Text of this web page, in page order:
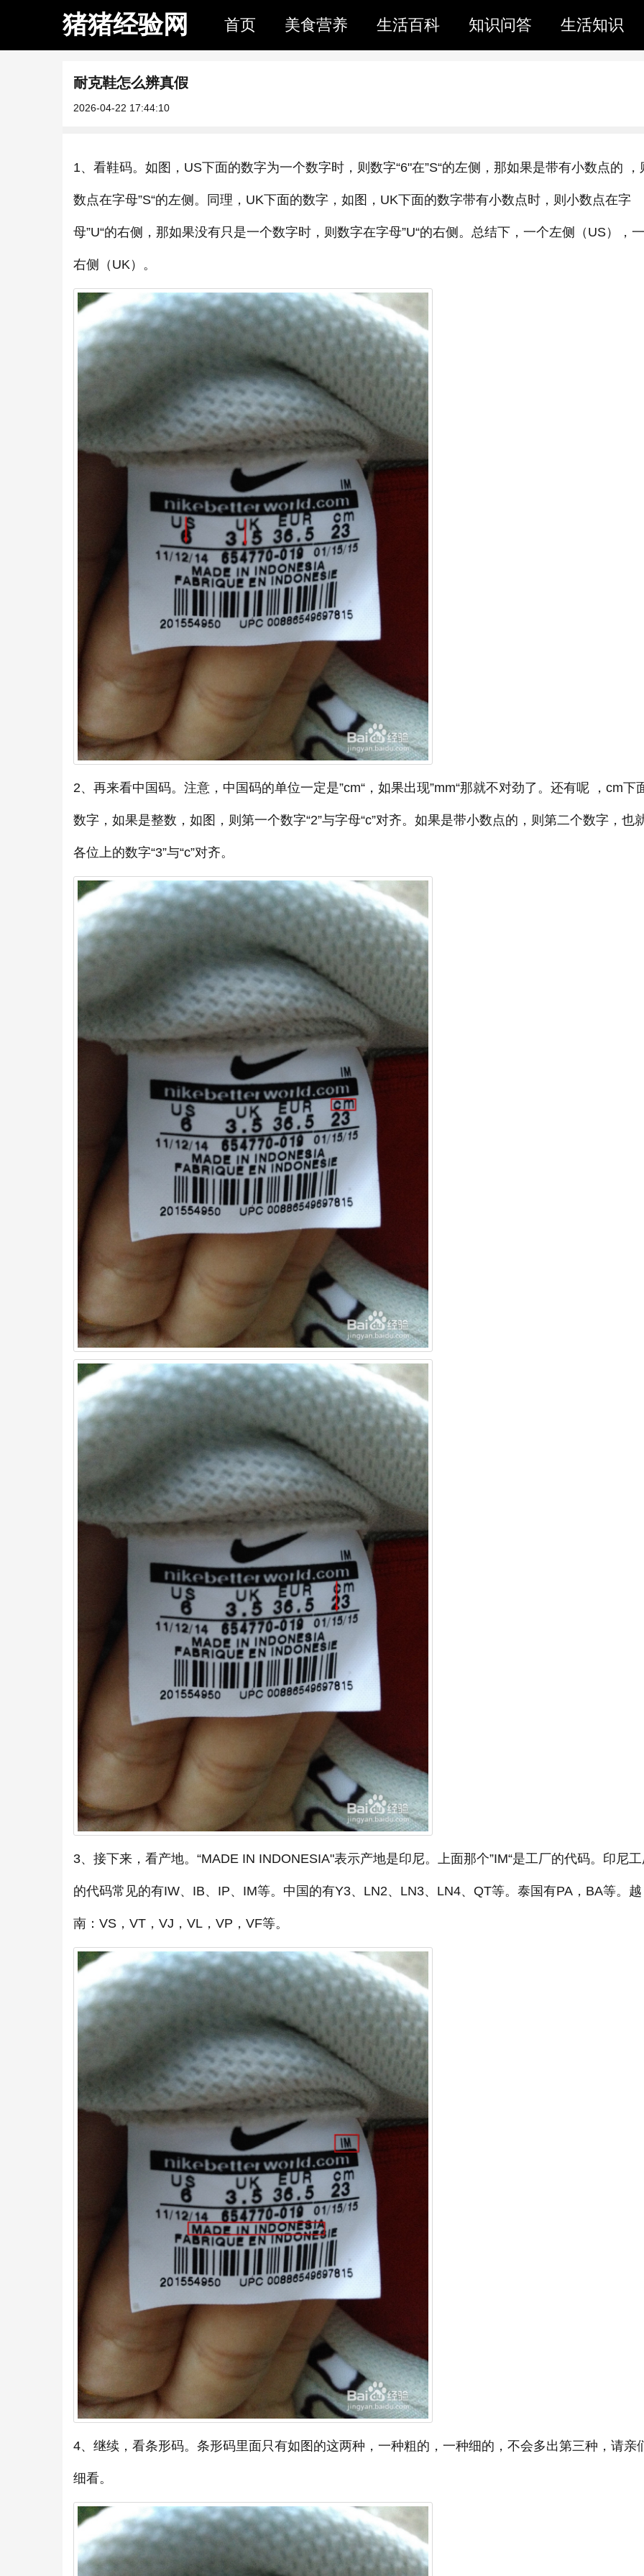
猪猪经验网 首页 美食营养 生活百科 知识问答 生活知识
耐克鞋怎么辨真假
2026-04-22 17:44:10
1、看鞋码。如图，US下面的数字为一个数字时，则数字“6"在”S“的左侧，那如果是带有小数点的 ，
数点在字母”S“的左侧。同理，UK下面的数字，如图，UK下面的数字带有小数点时，则小数点在字
母”U“的右侧，那如果没有只是一个数字时，则数字在字母”U“的右侧。总结下，一个左侧（US），
右侧（UK）。
2、再来看中国码。注意，中国码的单位一定是”cm“，如果出现”mm“那就不对劲了。还有呢 ，cm下
数字，如果是整数，如图，则第一个数字“2”与字母“c”对齐。如果是带小数点的，则第二个数字，也
各位上的数字“3”与“c”对齐。
3、接下来，看产地。“MADE IN INDONESIA"表示产地是印尼。上面那个”IM“是工厂的代码。印尼
的代码常见的有IW、IB、IP、IM等。中国的有Y3、LN2、LN3、LN4、QT等。泰国有PA，BA等。越
南：VS，VT，VJ，VL，VP，VF等。
4、继续，看条形码。条形码里面只有如图的这两种，一种粗的，一种细的，不会多出第三种，请亲
细看。